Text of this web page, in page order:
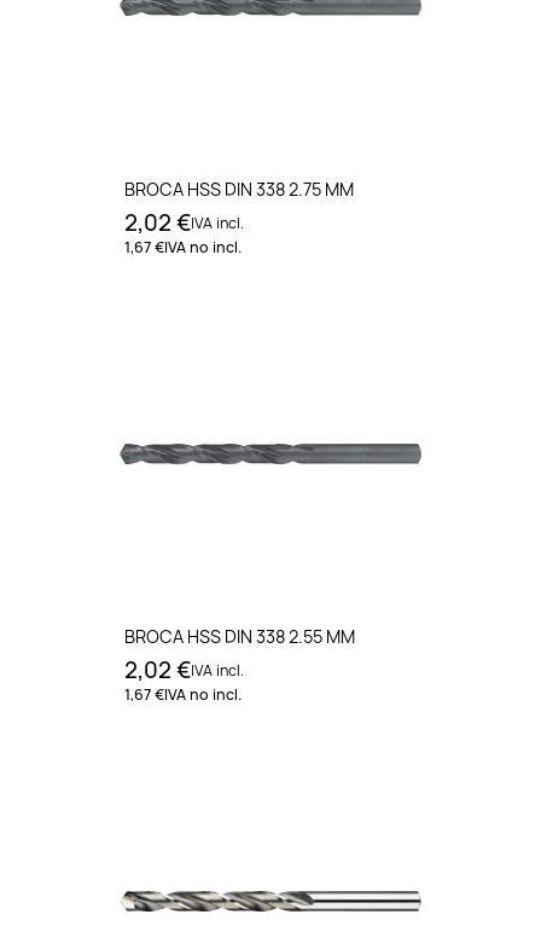
BROCA HSS DIN 338 2.75 MM
2,02 €IVA incl.
1,67 €IVA no incl.
BROCA HSS DIN 338 2.55 MM
2,02 €IVA incl.
1,67 €IVA no incl.